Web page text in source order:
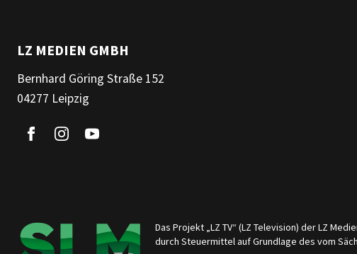
LZ MEDIEN GMBH
Bernhard Göring Straße 152
04277 Leipzig
Das Projekt „LZ TV“ (LZ Television) der LZ
durch Steuermittel auf Grundlage des vom